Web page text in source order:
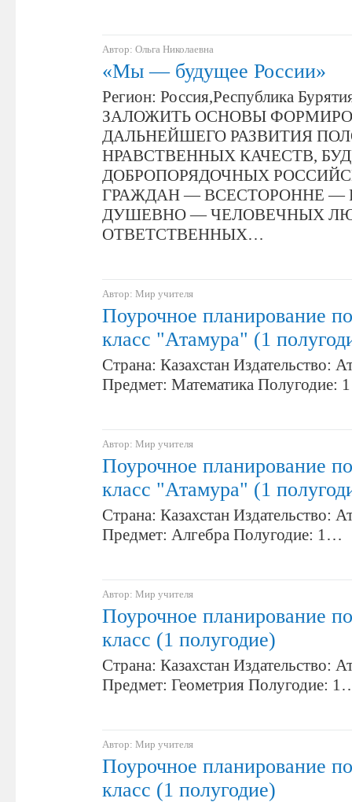
Автор: Ольга Николаевна
«Мы — будущее России»
Регион: Россия,Республика
ЗАЛОЖИТЬ ОСНОВЫ
ДАЛЬНЕЙШЕГО РАЗВИТИЯ
НРАВСТВЕННЫХ КАЧЕСТВ,
ДОБРОПОРЯДОЧНЫХ
ГРАЖДАН — ВСЕСТОРОННЕ —
ДУШЕВНО — ЧЕЛОВЕЧНЫХ
ОТВЕТСТВЕННЫХ…
Автор: Мир учителя
Поурочное планирование
класс "Атамура" (1
Страна: Казахстан Издательство:
Предмет: Математика Полугодие:
Автор: Мир учителя
Поурочное планирование
класс "Атамура" (1
Страна: Казахстан Издательство:
Предмет: Алгебра Полугодие: 1…
Автор: Мир учителя
Поурочное планирование
класс (1 полугодие)
Страна: Казахстан Издательство:
Предмет: Геометрия Полугодие:
Автор: Мир учителя
Поурочное планирование
класс (1 полугодие)